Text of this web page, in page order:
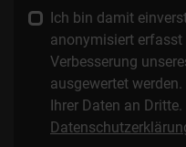
Ich bin damit
anonymisiert
Verbesserung
ausgewertet
Ihrer Daten an